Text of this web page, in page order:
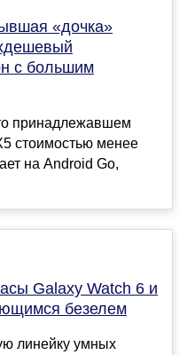
«дочка»
с большим
принадлежавшем
стоимостью менее
на Android Go,
Galaxy Watch 6 и
безелем
линейку умных